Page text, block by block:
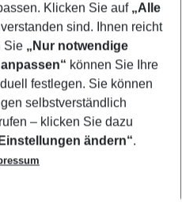
Klicken Sie auf „Alle
sind. Ihnen reicht
Sie „Nur notwendige
können Sie Ihre
festlegen. Sie können
selbstverständlich
– klicken Sie dazu
ändern“.